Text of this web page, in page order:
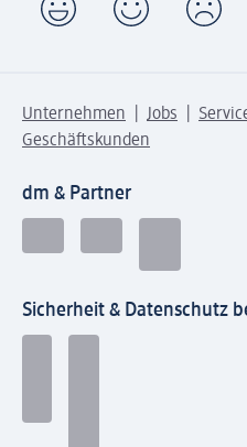
Unternehmen Jobs
Geschäftskunden
dm & Partner
Sicherheit & Datenschutz